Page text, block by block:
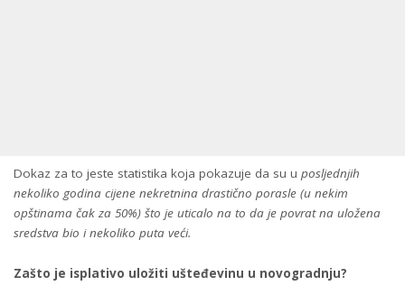
Dokaz za to jeste statistika koja pokazuje da su u posljednjih
nekoliko godina cijene nekretnina drastično porasle (u nekim
opštinama čak za 50%) što je uticalo na to da je povrat na uložena
sredstva bio i nekoliko puta veći.
Zašto je isplativo uložiti ušteđevinu u novogradnju?